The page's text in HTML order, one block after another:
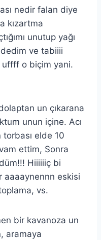
nedir falan diye
kızartma
unutup yağı
dedim ve tabiiii
uffff o biçim yani.
un çıkarana
unun içine. Acı
torbası elde 10
ettim, Sonra
Hiiiiiiç bi
aaaaynennn eskisi
vs.
bir kavanoza un
aramaya